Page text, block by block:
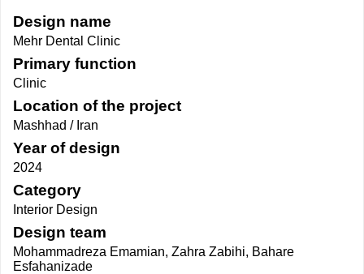
Design name
Mehr Dental Clinic
Primary function
Clinic
Location of the project
Mashhad / Iran
Year of design
2024
Category
Interior Design
Design team
Mohammadreza Emamian, Zahra Zabihi, Bahare
Esfahanizade